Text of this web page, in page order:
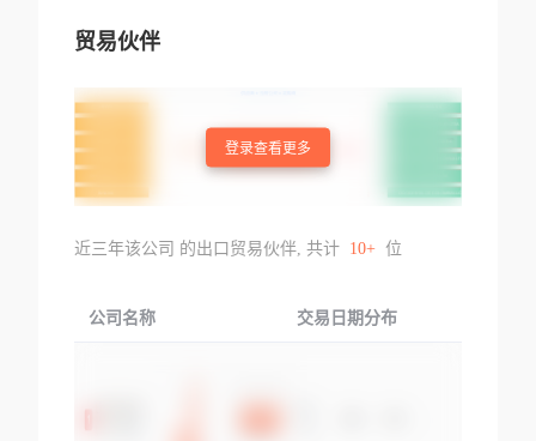
贸易伙伴
登录查看更多
近三年该公司 的出口贸易伙伴, 共计 10+ 位
公司名称 交易日期分布